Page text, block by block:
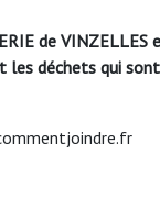
de
les déchets qui